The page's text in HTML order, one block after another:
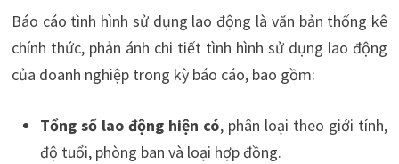
Báo cáo tình hình sử dụng lao động là văn bản thống kê
chính thức, phản ánh chi tiết tình hình sử dụng lao động
của doanh nghiệp trong kỳ báo cáo, bao gồm:
Tổng số lao động hiện có, phân loại theo giới tính,
độ tuổi, phòng ban và loại hợp đồng.